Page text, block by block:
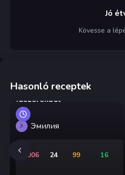
Jó
Kövesse a
Hasonló receptek
Grúz előétel dióból és
fűszerekből
Э Эмилия
1006 24 99 16